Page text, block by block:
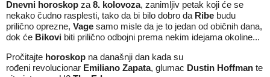
Dnevni horoskop za 8. kolovoza, zanimljiv petak koji će se
nekako čudno rasplesti, tako da bi bilo dobro da Ribe budu
prilično oprezne, Vage samo misle da je to jedan od običnih dana,
dok će Bikovi biti prilično odbojni prema nekim idejama okoline...
Pročitajte horoskop na današnji dan kada su
rođeni revolucionar Emiliano Zapata, glumac Dustin Hoffman te